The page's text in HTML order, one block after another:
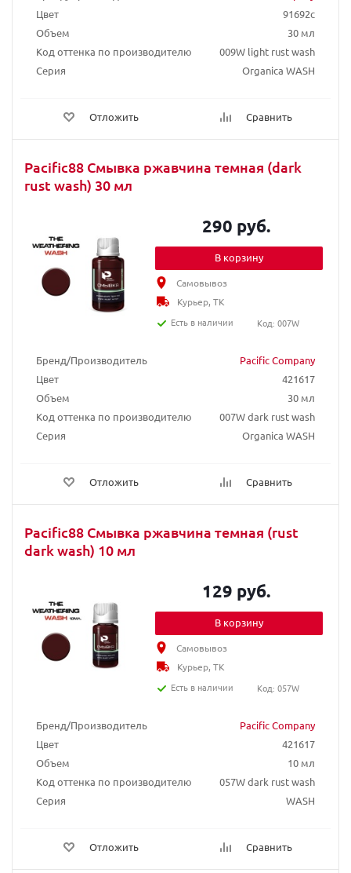
Цвет
91692c
Объем
30 мл
Код оттенка по производителю
009W light rust wash
Серия
Organica WASH
Отложить Сравнить
Pacific88 Смывка ржавчина темная (dark
rust wash) 30 мл
Бренд/Производитель
Pacific Company
Цвет
421617
Объем
30 мл
Код оттенка по производителю
007W dark rust wash
Серия
Organica WASH
Отложить Сравнить
290 руб.
В корзину
Самовывоз
Курьер, ТК
Есть в наличии
Код: 007W
Pacific88 Смывка ржавчина темная (rust
dark wash) 10 мл
Бренд/Производитель
Pacific Company
Цвет
421617
Объем
10 мл
Код оттенка по производителю
057W dark rust wash
Серия
WASH
Отложить Сравнить
129 руб.
В корзину
Самовывоз
Курьер, ТК
Есть в наличии
Код: 057W